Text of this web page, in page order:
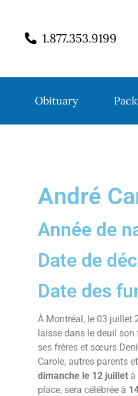
1.877.353.9199
Obituary
André
Année de
Date de
Date des
À Montréal, le 03 juillet
laisse dans le deuil son
ses frères et sœurs
Carole, autres parents
dimanche le 12 juillet à
place, sera célébrée à